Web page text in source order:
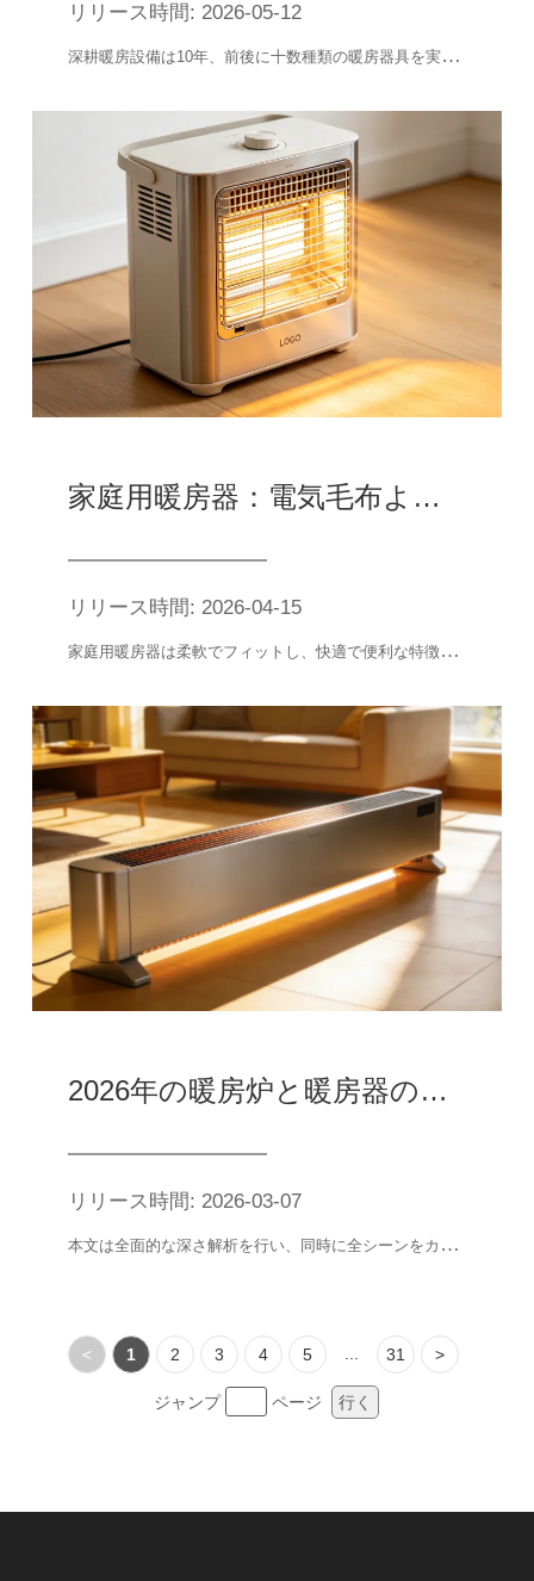
リリース時間: 2026-05-12
深
耕暖房設備は10年、前後に十数種類の暖房器具を実測し、旧式の小さな太陽から新型の温風機まで、無数の穴を踏んだ後、この超実用的な選択購入攻略を整理し、松下、美的、ハイアール、米家など6種類の主流の温風機を加えて全方位実測し、干物は無駄がなく、暖かくて快適で、お金を節約して電気を節約する暖房器具を選んであげます。
家庭用暖房器：電気毛布より柔軟で、エアコンより適した家庭用暖房が好ましい
リリース時間: 2026-04-15
家
庭用暖房器は柔軟でフィットし、快適で便利な特徴によって、電気毛布が局所的にしか使用できない限界を補うだけでなく、エアコンの暖房が特殊なシーンでの短い板を解決し、多くの家庭の冬の暖房の「万能な手伝い」になった。
2026年の暖房炉と暖房器の全面比較+6種類の高価格比推奨、家庭用選択購入はピットを踏まない
リリース時間: 2026-03-07
本
文は全面的な深さ解析を行い、同時に全シーンをカバーする高価格比製品を6つ推薦し、非冬の局所暖房、応急暖房の難題を簡単に解決するのに役立つ。
< 1 2 3 4 5 31 >
ジャンプ ページ 行く